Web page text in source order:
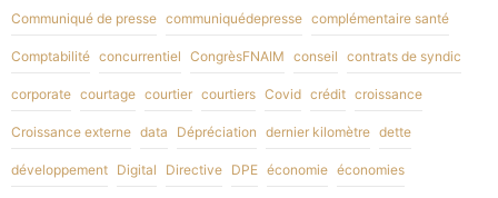
Communiqué de presse communiquédepresse complémentaire santé
Comptabilité concurrentiel CongrèsFNAIM conseil contrats de syndic
corporate courtage courtier courtiers Covid crédit croissance
Croissance externe data Dépréciation dernier kilomètre dette
développement Digital Directive DPE économie économies